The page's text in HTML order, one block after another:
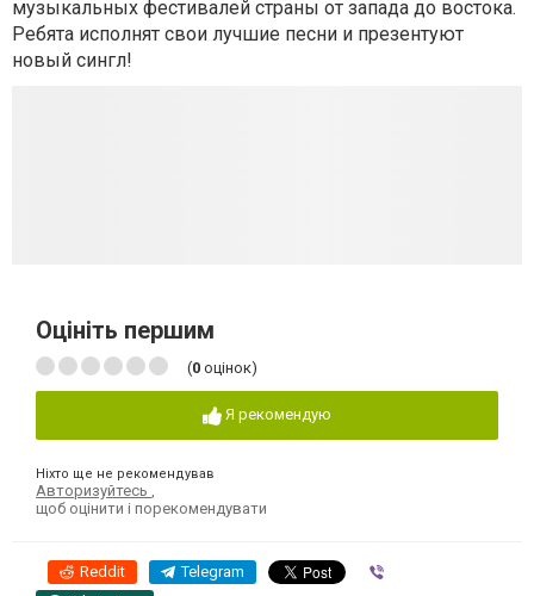
музыкальных фестивалей страны от запада до востока.
Ребята исполнят свои лучшие песни и презентуют
новый сингл!
Оцініть першим
(0 оцінок)
Я рекомендую
Ніхто ще не рекомендував
Авторизуйтесь
щоб оцінити і порекомендувати
Reddit Telegram